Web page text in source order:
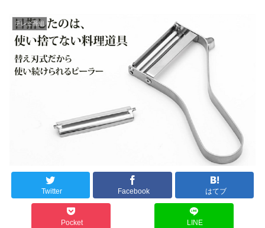
テレビ番組
Twitter Facebook はてブ
Pocket LINE